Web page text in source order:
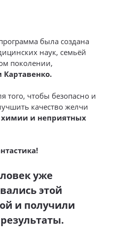
была создана
наук, семьёй
поколении,
того, чтобы безопасно и
качество желчи
химии и неприятных
уже
этой
и получили